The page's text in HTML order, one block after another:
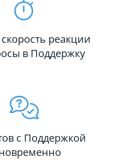
реакции
в Поддержку
с Поддержкой